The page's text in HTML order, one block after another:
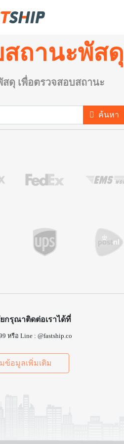
ถานะพัสดุ
ดุ เพื่อตรวจสอบสถานะ
ค้นหา
กรุณาติดต่อเราได้ที่
หรือ Line : @fastship.co
ข้อมูลเพิ่มเติม